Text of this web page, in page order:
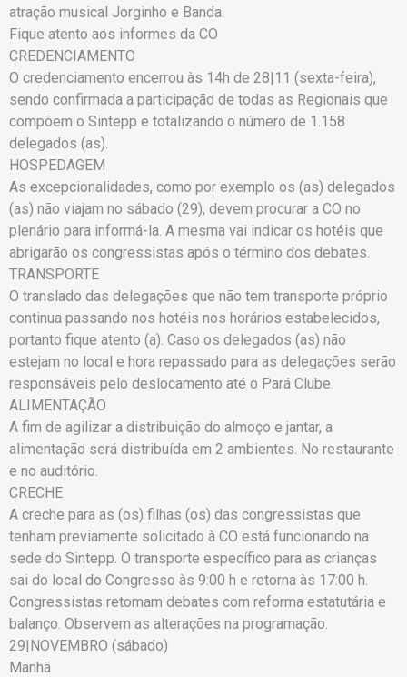
atração musical Jorginho e Banda.
Fique atento aos informes da CO
CREDENCIAMENTO
O credenciamento encerrou às 14h de 28|11 (sexta-feira),
sendo confirmada a participação de todas as Regionais que
compõem o Sintepp e totalizando o número de 1.158
delegados (as).
HOSPEDAGEM
As excepcionalidades, como por exemplo os (as) delegados
(as) não viajam no sábado (29), devem procurar a CO no
plenário para informá-la. A mesma vai indicar os hotéis que
abrigarão os congressistas após o término dos debates.
TRANSPORTE
O translado das delegações que não tem transporte próprio
continua passando nos hotéis nos horários estabelecidos,
portanto fique atento (a). Caso os delegados (as) não
estejam no local e hora repassado para as delegações serão
responsáveis pelo deslocamento até o Pará Clube.
ALIMENTAÇÃO
A fim de agilizar a distribuição do almoço e jantar, a
alimentação será distribuída em 2 ambientes. No restaurante
e no auditório.
CRECHE
A creche para as (os) filhas (os) das congressistas que
tenham previamente solicitado à CO está funcionando na
sede do Sintepp. O transporte específico para as crianças
sai do local do Congresso às 9:00 h e retorna às 17:00 h.
Congressistas retomam debates com reforma estatutária e
balanço. Observem as alterações na programação.
29|NOVEMBRO (sábado)
Manhã